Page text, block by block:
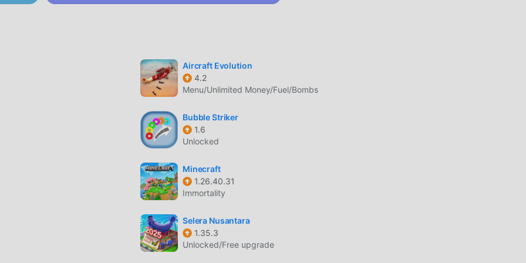
di konsol, perangkat mobile, dan PC menggunakan sistem
server publik untuk berpartisipasi dalam mini-game,
pemain untuk menyusun balok demi membangun apa pun,
rumit bertenaga redstone di lingkungan 3D yang luas.
Aircraft Evolution
4.2
Menu/Unlimited Money/Fuel/Bombs
Bubble Striker
1.6
Unlocked
Minecraft
1.26.40.31
Immortality
Selera Nusantara
1.35.3
Unlocked/Free upgrade